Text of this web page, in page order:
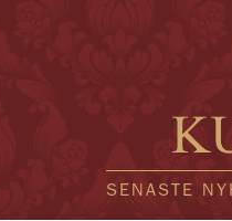
SENASTE